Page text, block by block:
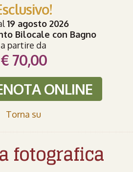
19 agosto 2026
Bilocale con Bagno
a partire da
€ 70,00
ONLINE
Torna su
fotografica